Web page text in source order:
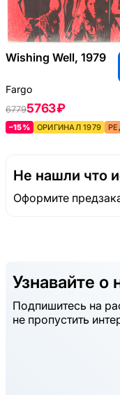
Wishing Well, 1979
Fargo
67795763 ₽
–15% ОРИГИНАЛ 1979
Не нашли что
Оформите
Узнавайте о
Подпишитесь на
не пропустить